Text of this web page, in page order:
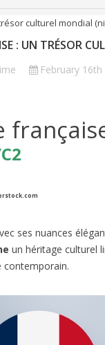
: UN TRÉSOR
February
ses nuances
un héritage culturel
contemporain.